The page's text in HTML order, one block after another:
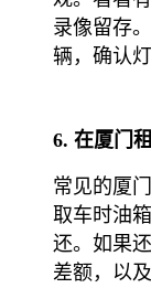
录像留存
辆，确认
6. 在厦门
常见的厦
取车时油
还。如果
差额，以